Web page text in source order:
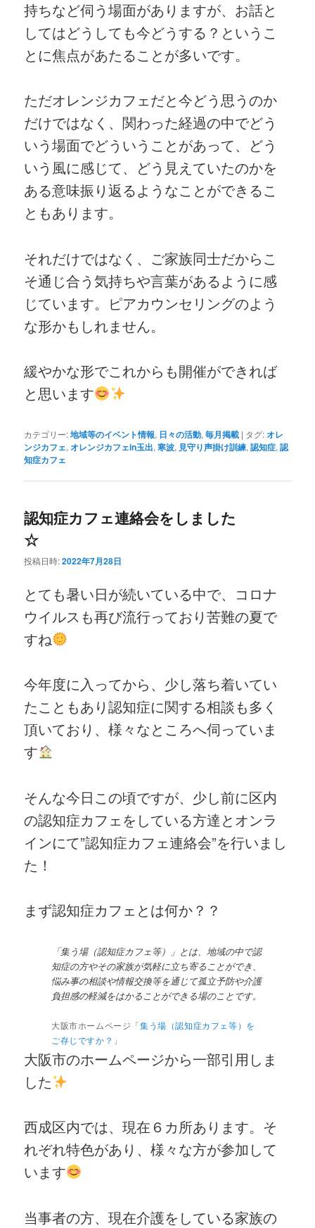
持ちなど伺う場面がありますが、お話と
してはどうしても今どうする？というこ
とに焦点があたることが多いです。
ただオレンジカフェだと今どう思うのか
だけではなく、関わった経過の中でどう
いう場面でどういうことがあって、どう
いう風に感じて、どう見えていたのかを
ある意味振り返るようなことができるこ
ともあります。
それだけではなく、ご家族同士だからこ
そ通じ合う気持ちや言葉があるように感
じています。ピアカウンセリングのよう
な形かもしれません。
緩やかな形でこれからも開催ができれば
と思います
カテゴリー:地域等のイベント情報, 日々の活動,毎月掲載 | タグ:オレ
ンジカフェ,オレンジカフェin玉出,寒波, 見守り声掛け訓練,認知症,認
知症カフェ
認知症カフェ連絡会をしました
☆
投稿日時:2022年7月28日
とても暑い日が続いている中で、コロナ
ウイルスも再び流行っており苦難の夏で
すね
今年度に入ってから、少し落ち着いてい
たこともあり認知症に関する相談も多く
頂いており、様々なところへ伺っていま
す
そんな今日この頃ですが、少し前に区内
の認知症カフェをしている方達とオンラ
インにて”認知症カフェ連絡会”を行いまし
た！
まず認知症カフェとは何か？？
「集う場（認知症カフェ等）」とは、地域の中で認
知症の方やその家族が気軽に立ち寄ることができ、
悩み事の相談や情報交換等を通じて孤立予防や介護
負担感の軽減をはかることができる場のことです。
大阪市ホームページ「集う場（認知症カフェ等）を
ご存じですか？ 」
大阪市のホームページから一部引用しま
した
西成区内では、現在６カ所あります。そ
れぞれ特色があり、様々な方が参加して
います
当事者の方、現在介護をしている家族の